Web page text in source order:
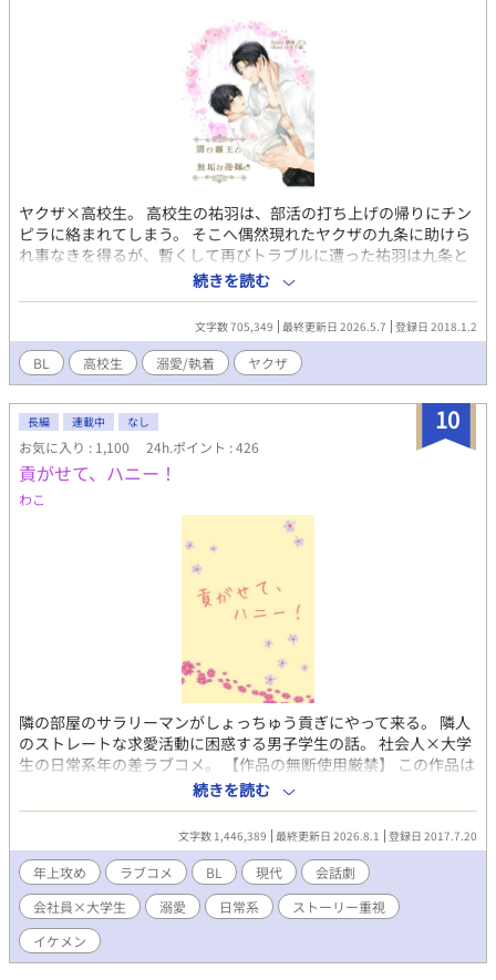
く。ダンスは好きだから趣味で続けようと思っていたら、同期で
親友だった幼馴染みやグループのメンバーたちに次々遭遇し、や
たら絡まれる。 あまり関わりたくないと思って無難に流して避け
ているのに、何故かメンバーたちはグイグイ迫って来るし、幼馴
染みは時折キレて豹変するし、嫌われまくっていたやり直し前の
時の対応と違いすぎて怖い。 何で距離詰めて来るんだよ……！ ほ
っといてくれ！！ そんな彼らから逃げる莉音のやり直しの日常。
やり直し編からでも読めます。 ※アイドル業界、習い事教室など
読んで頂けると有り難いです。
ヤクザ×高校生。 高校生の祐羽は、部活の打ち上げの帰りにチン
ピラに絡まれてしまう。 そこへ偶然現れたヤクザの九条に助けら
れ事なきを得るが、暫くして再びトラブルに遭った祐羽は九条と
再会を果たすことに。 助けられ安心したのも束の間、九条に無理
矢理体を奪われてしまう。 家に帰す代わりに幾つかの条件を突き
付けられた祐羽は渋々承諾するものの何とかして解放されようと
考えを巡らせる。 そんな日々の中、一緒に過ごしていくうち九条
の優しさに次第に気持ちは揺れていき…。 序盤ちょっとシリアス
風味。 ほのぼの、笑い、トラブル有り、のち溺愛物語です。 第三
部更新中～！ ※サブタイトル横の※マークはRシーンとなります
ので、ご注意ください。 また主人公が無垢で実年齢より幼い感じ
なのと、序盤は無理矢理の表現ありますので、苦手な方は読まな
いでください。 ★素敵なイラストは《日々千歳 様》 ■【コメン
トについて】 いつも優しいコメントやキャラへの愛あるたくさん
のコメントありがとうございます(*´∀｀) 諸事情により
(2020/6/10以降)返信できませんので、申し訳ありませんがご了承
下さいませ。 ■フィクションです。現実の個人、団体など無関係
です。また犯罪を推奨するものではありません。 ■ご都合主義の
創作物です。実際とは色々と異なります。あり得ないこともBLフ
ァンタジーとして全て受け流してください。 ■誤字脱字すみませ
ん。アルファポリスの使用上、ページ数が多い分スクロールして
ページに辿り着くのがとても大変なので、なかなか書き直し出来
ません。 申し訳ありませんがスルー、脳内変換してお読みくださ
いませ。 ★自分に合わない時はそっとページを閉じてください。
※将来的にこのサイトでの更新をやめる可能性もありますので、
ご了承くださいませ。 ★2019.9.10…他サイトになりますがアク
セスランキング初の同時１位になりました！ また複数のサイトに
て１位を定期的に頂いております。 いつも読んで頂き、本当にあ
りがとうございます<(_ _*)> ■BOOTH■ 闇の覇王と～番外編DL
続きを読む
文字数 705,349 最終更新日 2026.5.7 登録日 2018.1.2
BL 高校生 溺愛/執着 ヤクザ
10
長編 連載中 なし
お気に入り : 1,100 24h.ポイント : 426
貢がせて、ハニー！
わこ
隣の部屋のサラリーマンがしょっちゅう貢ぎにやって来る。 隣人
のストレートな求愛活動に困惑する男子学生の話。 社会人×大学
生の日常系年の差ラブコメ。 【作品の無断使用厳禁】 この作品は
アルファポリス・エブリスタ以外では公開いたしておりません。
他の創作サイトや動画サイト等、記載した二箇所以外の媒体で公
開されている同一内容の作品は、文章・音声等の表示方法に関わ
らず全て無断使用です。 人物像や物語の背景、創作の意図をはじ
め、無断使用によって作品のイメージが損なわれるリスクが高い
ことも想定されます。 見かけても閲覧・再生等をなさいませんよ
う、皆様方のご協力を頂けると幸いです。 タイトルや見出しは差
し替えたうえで本編・本文に同一性が認めらる無断使用のケース
もあるため、同様にご注意くださいませ。 『作品の無断使用禁
続きを読む
文字数 1,446,389 最終更新日 2026.8.1 登録日 2017.7.20
年上攻め ラブコメ BL 現代
会話劇
会社員×大学生
溺愛 日常系
ストーリー重視
イケメン